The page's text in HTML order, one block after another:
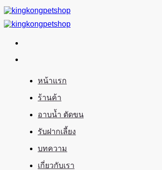
ข้าม
ไป
เนื้อหา
หน้าแรก
ร้านค้า
อาบน้ำ ตัดขน
รับฝากเลี้ยง
บทความ
เกี่ยวกับเรา